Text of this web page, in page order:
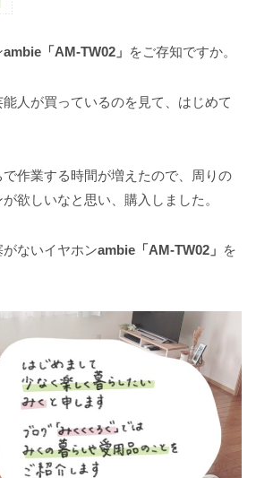
ambie「AM-TW02」 をご存知ですか。
人が買っているのを見て、はじめて
作業する時間が増えたので、周りの
欲しいなと思い、購入しました。
ないイヤホンambie「AM-TW02」 を